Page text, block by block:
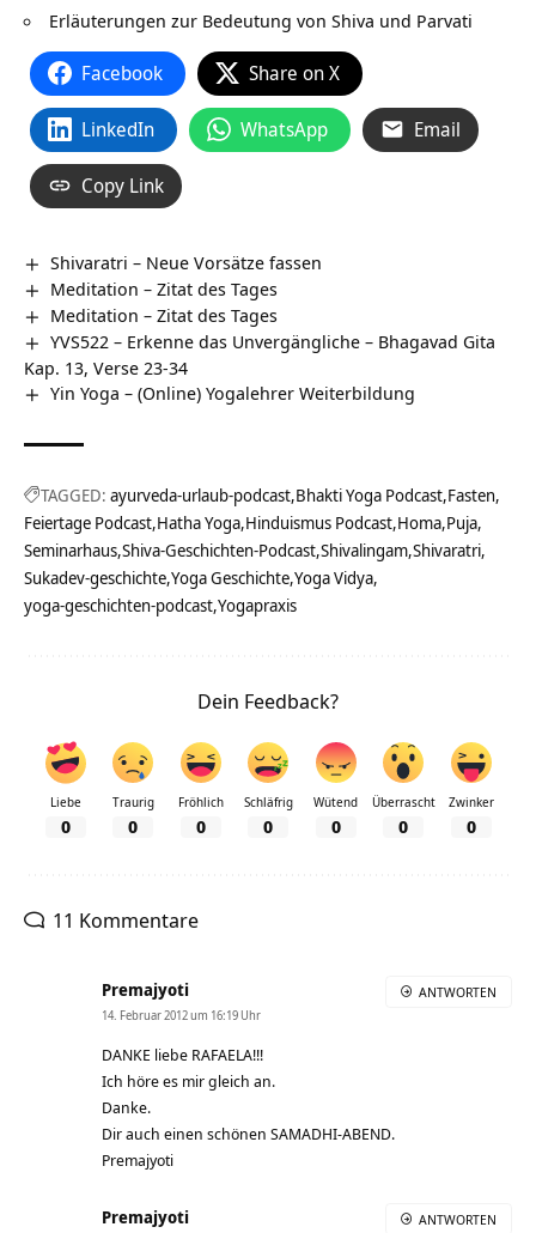
Erläuterungen zur Bedeutung von Shiva und Parvati
Facebook Share on X
LinkedIn WhatsApp Email
Copy Link
Shivaratri – Neue Vorsätze fassen
Meditation – Zitat des Tages
Meditation – Zitat des Tages
YVS522 – Erkenne das Unvergängliche – Bhagavad Gita
Kap. 13, Verse 23-34
Yin Yoga – (Online) Yogalehrer Weiterbildung
TAGGED: ayurveda-urlaub-podcast Bhakti Yoga Podcast Fasten
Feiertage Podcast Hatha Yoga Hinduismus Podcast Homa Puja
Seminarhaus Shiva-Geschichten-Podcast Shivalingam Shivaratri
Sukadev-geschichte Yoga Geschichte Yoga Vidya
yoga-geschichten-podcast Yogapraxis
Dein Feedback?
Liebe
0
Traurig
0
Fröhlich
0
Schläfrig
0
Wütend
0
Überrascht
0
Zwinker
0
11 Kommentare
Premajyoti
14. Februar 2012 um 16:19 Uhr
DANKE liebe RAFAELA!!!
Ich höre es mir gleich an.
Danke.
Dir auch einen schönen SAMADHI-ABEND.
Premajyoti
ANTWORTEN
Premajyoti ANTWORTEN